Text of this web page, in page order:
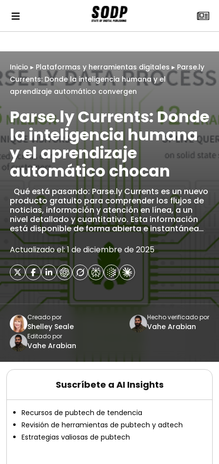
Inicio ▸ Plataformas y herramientas digitales ▸ Parse.ly
Currents: Donde la inteligencia humana y el
aprendizaje automático convergen
Parse.ly Currents: Donde
la inteligencia humana
y el aprendizaje
automático chocan
Qué está pasando: Parse.ly Currents es un nuevo
producto gratuito para comprender los flujos de
noticias, información y atención en línea, a un
nivel detallado y cuantitativo. Esta información
está disponible de forma abierta e instantánea…
Actualizado el: 1 de diciembre de 2025
Creado por
Shelley Seale
Hecho verificado por
Vahe Arabian
Editado por
Vahe Arabian
Suscríbete a AI Insights
Recursos de pubtech de tendencia
Revisión de herramientas de pubtech y adtech
Estrategias valiosas de pubtech